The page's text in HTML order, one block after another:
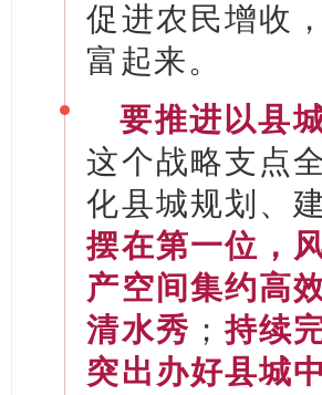
促进农民增收
富起来。
要推进以县
这个战略支点
化县城规划、
摆在第一位 ，
产空间集约高
清水秀 ；持续
突出办好县城